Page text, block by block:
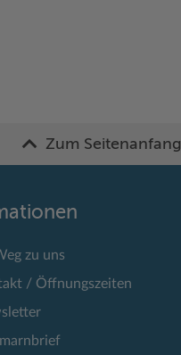
Zum Seitenanfang
zu uns
/ Öffnungszeiten